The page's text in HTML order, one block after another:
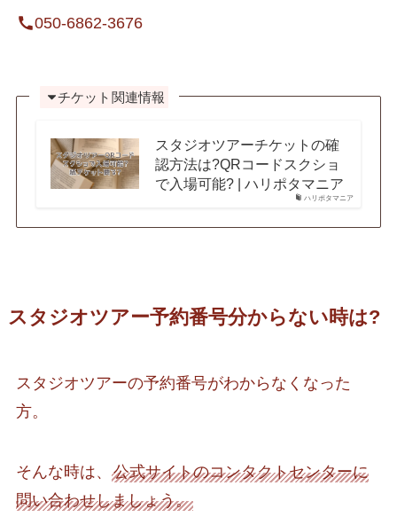
050-6862-3676
チケット 関連情報
ハリポタマニア
スタジオツアーチケットの確
認方法は?QRコードスクショ
で入場可能? | ハリポタマニア
スタジオツアー予約番号分からない時は?
スタジオツアーの予約番号がわからなくなった
方。
そんな時は、 公式サイトのコンタクトセンターに
問い合わせしましょう。